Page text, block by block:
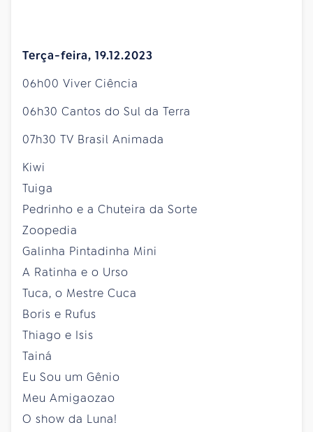
Terça-feira, 19.12.2023
06h00 Viver Ciência
06h30 Cantos do Sul da Terra
07h30 TV Brasil Animada
Kiwi
Tuiga
Pedrinho e a Chuteira da Sorte
Zoopedia
Galinha Pintadinha Mini
A Ratinha e o Urso
Tuca, o Mestre Cuca
Boris e Rufus
Thiago e Isis
Tainá
Eu Sou um Gênio
Meu Amigaozao
O show da Luna!